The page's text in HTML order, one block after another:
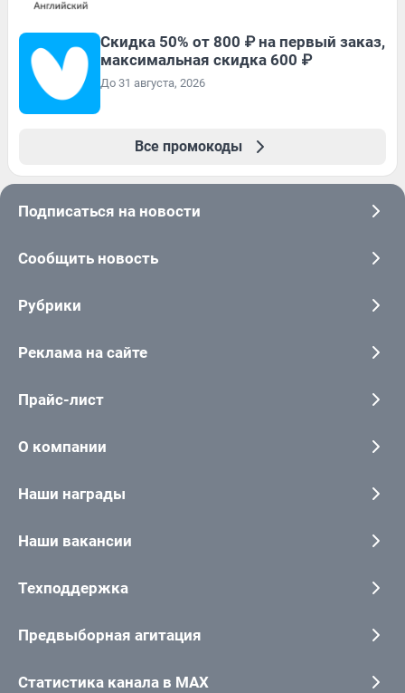
Скидка 50% от 800 ₽ на первый заказ,
максимальная скидка 600 ₽
До 31 августа, 2026
Все промокоды
Подписаться на новости
Сообщить новость
Рубрики
Реклама на сайте
Прайс-лист
О компании
Наши награды
Наши вакансии
Техподдержка
Предвыборная агитация
Статистика канала в MAX